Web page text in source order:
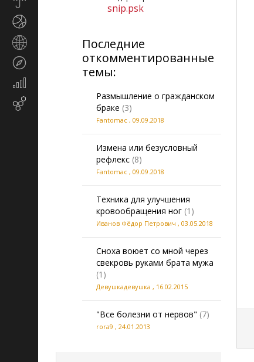
snip.psk
Последние
откомментированные
темы:
Размышление о гражданском
браке (3)
Fantomac , 09.09.2018
Измена или безусловный
рефлекс (8)
Fantomac , 09.09.2018
Техника для улучшения
кровообращения ног (1)
Иванов Фёдор Петрович , 03.05.2018
Сноха воюет со мной через
свекровь руками брата мужа
(1)
Девушкадевушка , 16.02.2015
"Все болезни от нервов" (7)
rora9 , 24.01.2013